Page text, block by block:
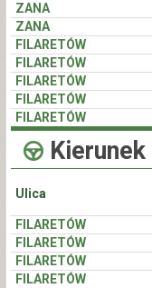
ZANA
ZANA
FILARETÓW
FILARETÓW
FILARETÓW
FILARETÓW
FILARETÓW
Kierunek
Ulica
FILARETÓW
FILARETÓW
FILARETÓW
FILARETÓW